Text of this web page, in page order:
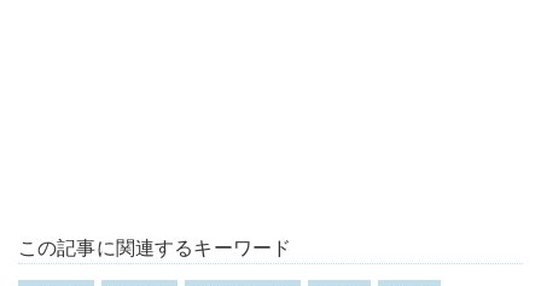
この記事に関連するキーワード